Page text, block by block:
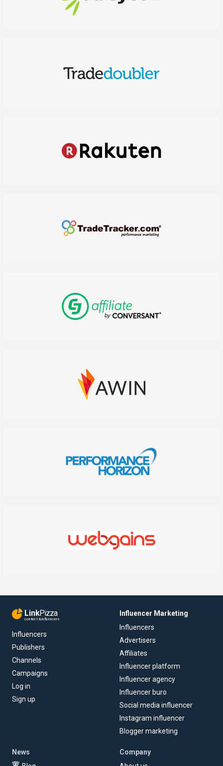
LinkPizza
content & influencers
Influencers
Publishers
Channels
Campaigns
Log in
Sign up
Influencer Marketing
Influencers
Advertisers
Affiliates
Influencer platform
Influencer agency
Influencer buro
Social media influencer
Instagram influencer
Blogger marketing
News
Company